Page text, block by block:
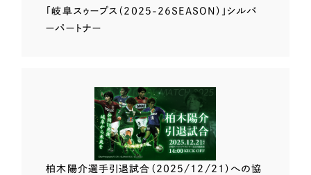
「岐阜スゥープス （2025-26SEASON）」 シルバ
ーパートナー
柏木陽介選手引退試合（2025/12/21）への協